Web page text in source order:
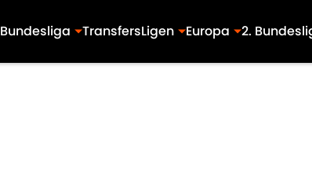
Bundesliga TransfersLigen Europa 2.